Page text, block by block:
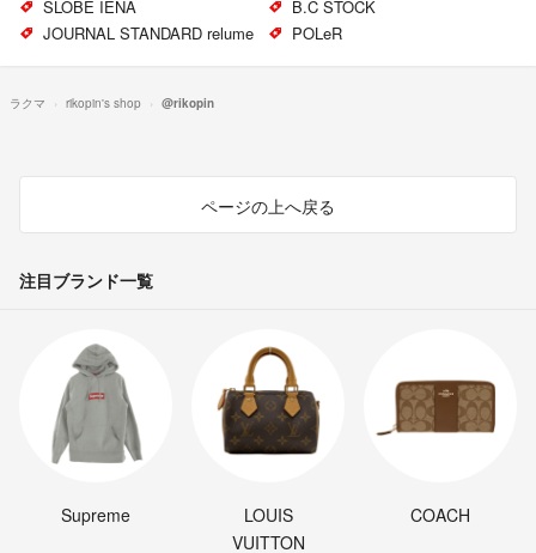
SLOBE IENA
B.C STOCK
JOURNAL STANDARD relume
POLeR
ラクマ rikopin's shop @rikopin
ページの上へ戻る
注目ブランド一覧
Supreme
LOUIS
VUITTON
COACH